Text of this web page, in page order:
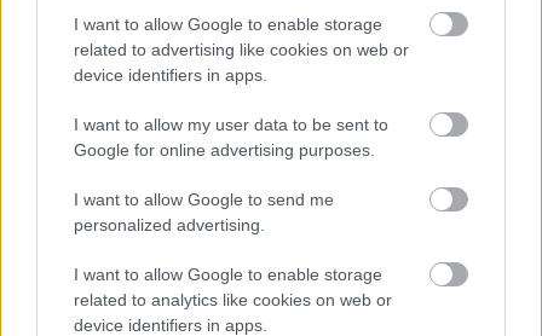
I want to allow Google to enable storage
related to advertising like cookies on web or
device identifiers in apps.
I want to allow my user data to be sent to
Google for online advertising purposes.
I want to allow Google to send me
personalized advertising.
I want to allow Google to enable storage
related to analytics like cookies on web or
device identifiers in apps.
Szép nyaralóidő várható, de 37 fok is lehet
HÍREK 3 órája
Berobban Budapest egyik nagy gazdasági
ELEMZÉSEK 3 órája